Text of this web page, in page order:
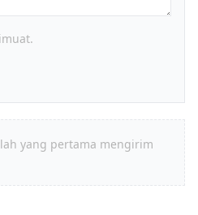
yang pertama mengirim